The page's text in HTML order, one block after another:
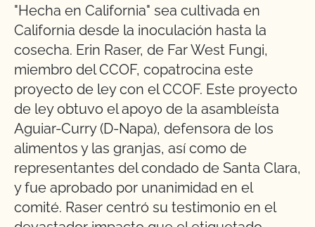
"Hecha en California" sea cultivada en
California desde la inoculación hasta la
cosecha. Erin Raser, de Far West Fungi,
miembro del CCOF, copatrocina este
proyecto de ley con el CCOF. Este proyecto
de ley obtuvo el apoyo de la asambleísta
Aguiar-Curry (D-Napa), defensora de los
alimentos y las granjas, así como de
representantes del condado de Santa Clara,
y fue aprobado por unanimidad en el
comité. Raser centró su testimonio en el